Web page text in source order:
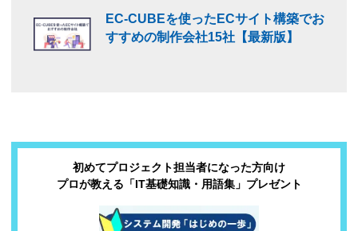
EC-CUBEを使ったECサイト構築でお
すすめの制作会社15社【最新版】
初めてプロジェクト担当者になった方向け
プロが教える「IT基礎知識・用語集」プレゼント